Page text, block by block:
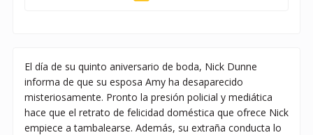
El día de su quinto aniversario de boda, Nick Dunne
informa de que su esposa Amy ha desaparecido
misteriosamente. Pronto la presión policial y mediática
hace que el retrato de felicidad doméstica que ofrece Nick
empiece a tambalearse. Además, su extraña conducta lo